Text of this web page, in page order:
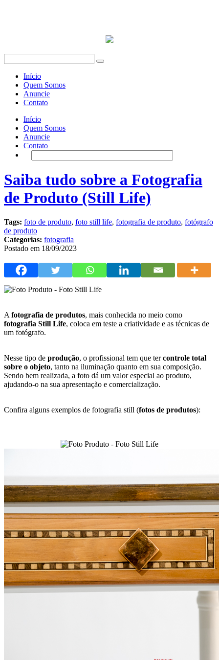
Início
Quem Somos
Anuncie
Contato
Início
Quem Somos
Anuncie
Contato
Saiba tudo sobre a Fotografia
de Produto (Still Life)
Tags: foto de produto, foto still life, fotografia de produto, fotógrafo
de produto
Categorias: fotografia
Postado em 18/09/2023
A fotografia de produtos, mais conhecida no meio como
fotografia Still Life, coloca em teste a criatividade e as técnicas de
um fotógrafo.
Nesse tipo de produção, o profissional tem que tercontrole total
sobre o objeto, tanto na iluminação quanto em sua composição.
Sendo bem realizada, a foto dá um valor especial ao produto,
ajudando-o na sua apresentação e comercialização.
Confira alguns exemplos de fotografia still (fotos de produtos):